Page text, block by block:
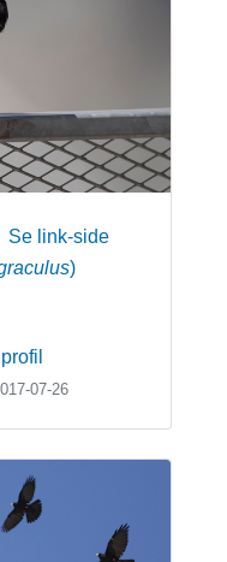
Se link-side
)
07-26